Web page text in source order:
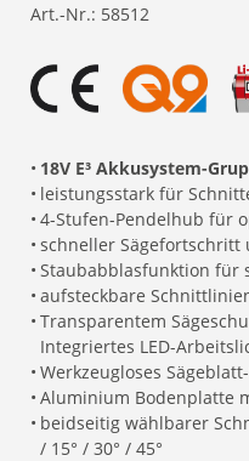
Art.-Nr.: 58512
• 18V E³ Akkusystem-
• leistungsstark für
• 4-Stufen-Pendelhub für
• schneller Sägefortschritt
• Staubabblasfunktion für
• aufsteckbare
• Transparentem
Integriertes LED-
• Werkzeugloses
• Aluminium Bodenplatte
• beidseitig wählbarer
/ 15° / 30° / 45°